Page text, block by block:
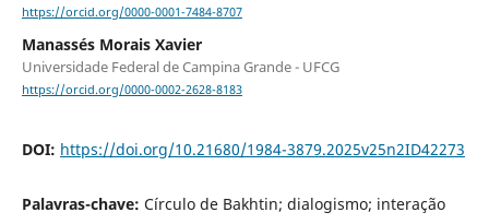
https://orcid.org/0000-0001-7484-8707
Manassés Morais Xavier
Universidade Federal de Campina Grande - UFCG
https://orcid.org/0000-0002-2628-8183
DOI: https://doi.org/10.21680/1984-3879.2025v25n2ID42273
Palavras-chave: Círculo de Bakhtin; dialogismo; interação